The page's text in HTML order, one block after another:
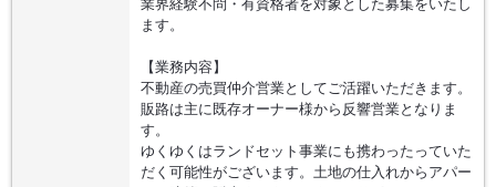
業界経験不問・有資格者を対象とした募集をいたし
ます。
【業務内容】
不動産の売買仲介営業としてご活躍いただきます。
販路は主に既存オーナー様から反響営業となりま
す。
ゆくゆくはランドセット事業にも携わったっていた
だく可能性がございます。土地の仕入れからアパー